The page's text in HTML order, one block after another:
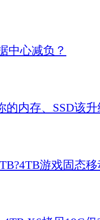
中心减负？
的内存、SSD该
游戏固态